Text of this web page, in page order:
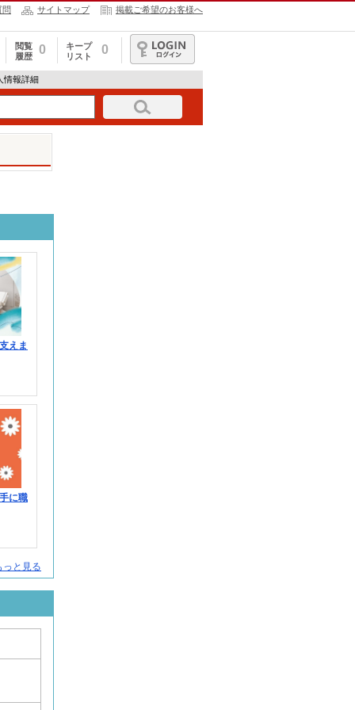
問 サイトマップ 掲載ご希望のお客様へ
閲覧
履歴
0
キープ
リスト
0
ログイン
情報詳細
えま
に職
と見る